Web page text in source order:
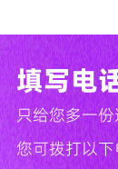
填写电
只给您多一
您可拨打以